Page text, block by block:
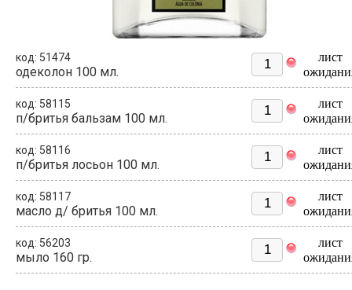
код: 51474
одеколон 100 мл.
лист
код: 58115
п/бритья бальзам 100 мл.
лист
код: 58116
п/бритья лосьон 100 мл.
лист
код: 58117
масло д/ бритья 100 мл.
лист
код: 56203
мыло 160 гр.
лист